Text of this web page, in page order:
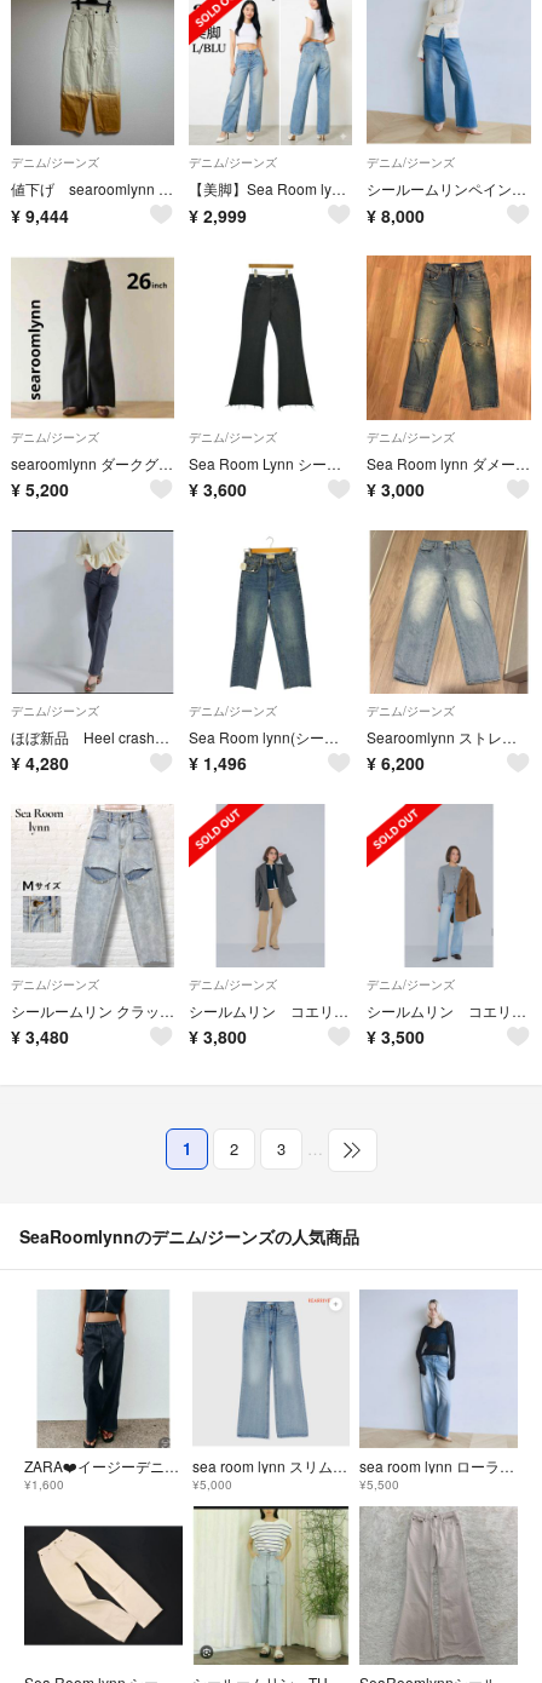
デニム/ジーンズ
値下げ searoomlynn グラデーションデニムパンツ サイズ24
¥ 9,444
デニム/ジーンズ
【美脚】Sea Room lynn ハイウエスト ライトブルー ストレー 25
¥ 2,999
デニム/ジーンズ
シールームリンペインターbaggy denimパンツ SRN05 24 ブルー
¥ 8,000
デニム/ジーンズ
searoomlynn ダークグレー フレアデニムパンツ【26inch】
¥ 5,200
デニム/ジーンズ
Sea Room Lynn シールームリン デニムパンツ S 黒 【古着】【中古】【送料無料】
¥ 3,600
デニム/ジーンズ
Sea Room lynn ダメージデニム
¥ 3,000
デニム/ジーンズ
ほぼ新品 Heel crashスリムルーズ SRN02 シールームリン デニム
¥ 4,280
デニム/ジーンズ
Sea Room lynn(シールームリン) カットオフ ストレートデニム
¥ 1,496
デニム/ジーンズ
Searoomlynn ストレートワイドデニム 24インチ
¥ 6,200
デニム/ジーンズ
シールームリン クラッシュ デニム パンツ ダメージ加工 M
¥ 3,480
デニム/ジーンズ
シールムリン コエリー ハイウエストストレートデニム SR02
¥ 3,800
デニム/ジーンズ
シールムリン コエリー ハイウエストストレートデニム SR02
¥ 3,500
1 2 3 …
SeaRoomlynnのデニム/ジーンズの人気商品
ZARA❤️イージーデニムパンツ
¥1,600
sea room lynn スリムレッグsoftフレア SRN06 24inch
¥5,000
sea room lynn ローライズルーズテーパード SRN03 カラー:ヴィンテージブルー
¥5,500